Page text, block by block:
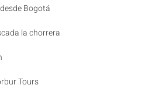
Bogotá
la chorrera
Tours